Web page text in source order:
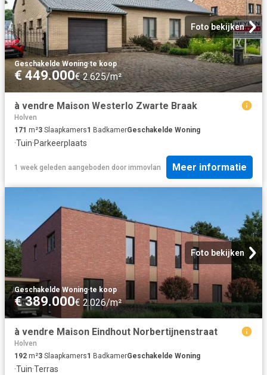
Foto bekijken
Geschakelde Woning·te koop
€ 449.000€ 2.625/m²
à vendre Maison Westerlo Zwarte Braak
Holven
171 m²3 Slaapkamers1 BadkamerGeschakelde Woning
·Tuin·Parkeerplaats
1 week geleden aangeboden door immovlan Meer informatie
Foto bekijken
Geschakelde Woning·te koop
€ 389.000€ 2.026/m²
à vendre Maison Eindhout Norbertijnenstraat
Holven
192 m²3 Slaapkamers1 BadkamerGeschakelde Woning
·Tuin·Terras